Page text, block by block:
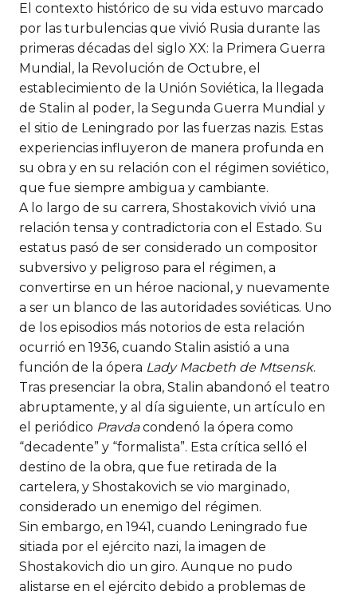
El contexto histórico de su vida estuvo marcado
por las turbulencias que vivió Rusia durante las
primeras décadas del siglo XX: la Primera Guerra
Mundial, la Revolución de Octubre, el
establecimiento de la Unión Soviética, la llegada
de Stalin al poder, la Segunda Guerra Mundial y
el sitio de Leningrado por las fuerzas nazis. Estas
experiencias influyeron de manera profunda en
su obra y en su relación con el régimen soviético,
que fue siempre ambigua y cambiante.
A lo largo de su carrera, Shostakovich vivió una
relación tensa y contradictoria con el Estado. Su
estatus pasó de ser considerado un compositor
subversivo y peligroso para el régimen, a
convertirse en un héroe nacional, y nuevamente
a ser un blanco de las autoridades soviéticas. Uno
de los episodios más notorios de esta relación
ocurrió en 1936, cuando Stalin asistió a una
función de la ópera Lady Macbeth de Mtsensk.
Tras presenciar la obra, Stalin abandonó el teatro
abruptamente, y al día siguiente, un artículo en
el periódico Pravdacondenó la ópera como
“decadente” y “formalista”. Esta crítica selló el
destino de la obra, que fue retirada de la
cartelera, y Shostakovich se vio marginado,
considerado un enemigo del régimen.
Sin embargo, en 1941, cuando Leningrado fue
sitiada por el ejército nazi, la imagen de
Shostakovich dio un giro. Aunque no pudo
alistarse en el ejército debido a problemas de